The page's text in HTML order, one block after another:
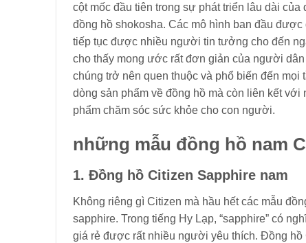
cột mốc đầu tiên trong sự phát triển lâu dài
đồng hồ shokosha. Các mô hình ban đầu
tiếp tục được nhiều người tin tưởng cho đến
cho thấy mong ước rất đơn giản của người
chúng trở nên quen thuộc và phổ biến đến
dòng sản phẩm về đồng hồ mà còn liên kết
phẩm chăm sóc sức khỏe cho con người.
những mẫu đồng hồ nam
1. Đồng hồ Citizen Sapphire nam
Không riêng gì Citizen mà hầu hết các mẫu
sapphire. Trong tiếng Hy Lạp, “sapphire” có
giá rẻ được rất nhiều người yêu thích. Đồng